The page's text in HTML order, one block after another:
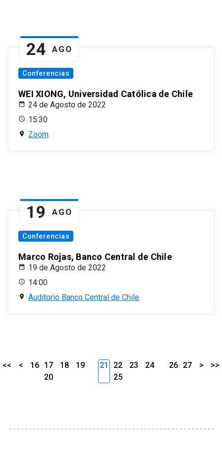
24 AGO
Conferencias
WEI XIONG, Universidad Católica de Chile
24 de Agosto de 2022
15:30
Zoom
19 AGO
Conferencias
Marco Rojas, Banco Central de Chile
19 de Agosto de 2022
14:00
Auditorio Banco Central de Chile
<< < 16 17 18
19
20
21 22 23
24
25
26 27 > >>